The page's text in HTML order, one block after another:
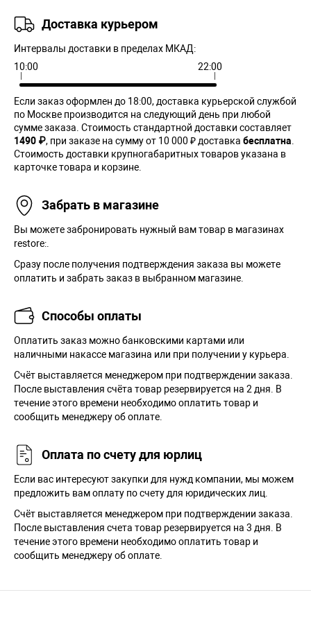
Доставка курьером
Интервалы доставки в пределах МКАД:
10:00
22:00
Если заказ оформлен до 18:00, доставка курьерской службой
по Москве производится на следующий день при любой
сумме заказа. Cтоимость стандартной доставки составляет
1490 ₽, при заказе на сумму от 10 000 ₽ доставка бесплатна
Стоимость доставки крупногабаритных товаров указана в
карточке товара и корзине.
Забрать в магазине
Вы можете забронировать нужный вам товар в магазинах
restore:.
Сразу после получения подтверждения заказа вы можете
оплатить и забрать заказ в выбранном магазине.
Способы оплаты
Оплатить заказ можно банковскими картами или
наличными накассе магазина или при получении у курьера.
Cчёт выставляется менеджером при подтверждении заказа.
После выставления счёта товар резервируется на 2 дня. В
течение этого времени необходимо оплатить товар и
сообщить менеджеру об оплате.
Оплата по счету для юрлиц
Если вас интересуют закупки для нужд компании, мы можем
предложить вам оплату по счету для юридических лиц.
Счёт выставляется менеджером при подтверждении заказа.
После выставления счета товар резервируется на 3 дня. В
течение этого времени необходимо оплатить товар и
сообщить менеджеру об оплате.